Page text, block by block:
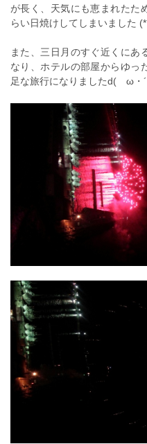
が長く、天気にも恵まれたた
らい日焼けしてしまいました
また、三日月のすぐ近くにあ
なり、ホテルの部屋からゆっ
足な旅行になりましたd(ゝω・